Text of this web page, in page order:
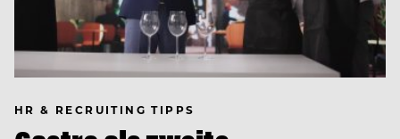
HR & RECRUITING TIPPS